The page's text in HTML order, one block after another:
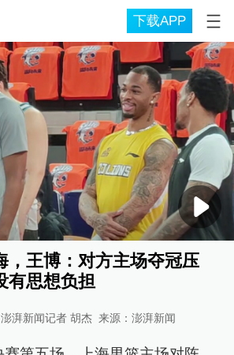
下载APP
，王博：对方主场夺冠压
有思想负担
澎湃新闻记者 胡杰 来源： 澎湃新闻